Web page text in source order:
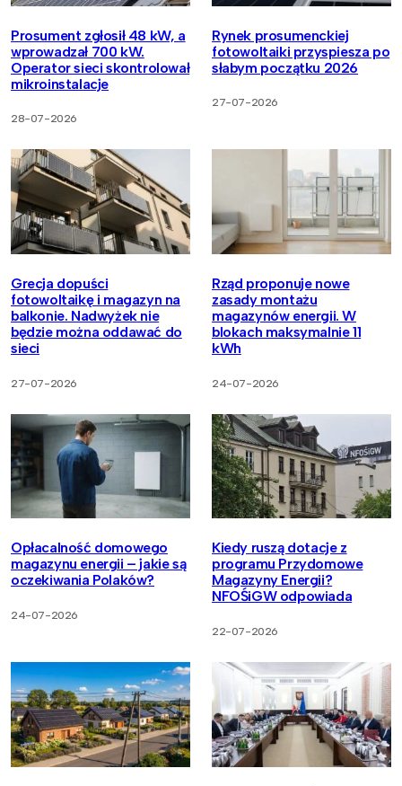
Prosument zgłosił 48 kW, a
wprowadzał 700 kW.
Operator sieci skontrolował
mikroinstalacje
28-07-2026
Rynek prosumenckiej
fotowoltaiki przyspiesza po
słabym początku 2026
27-07-2026
Grecja dopuści
fotowoltaikę i magazyn na
balkonie. Nadwyżek nie
będzie można oddawać do
sieci
27-07-2026
Rząd proponuje nowe
zasady montażu
magazynów energii. W
blokach maksymalnie 11
kWh
24-07-2026
Opłacalność domowego
magazynu energii – jakie są
oczekiwania Polaków?
24-07-2026
Kiedy ruszą dotacje z
programu Przydomowe
Magazyny Energii?
NFOŚiGW odpowiada
22-07-2026